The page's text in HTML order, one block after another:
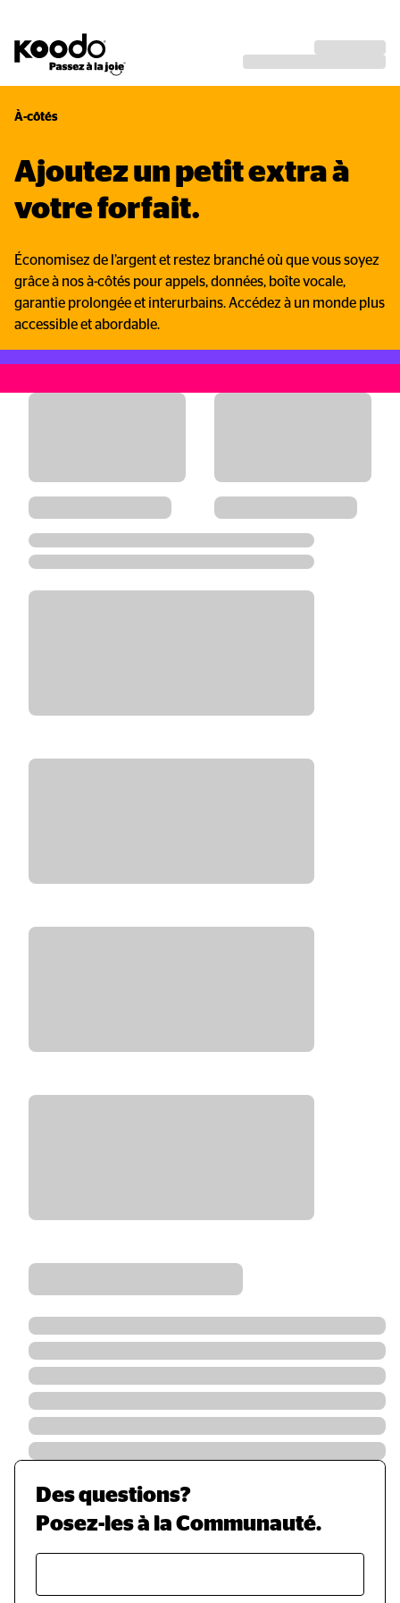
À-côtés
Ajoutez un petit extra à
votre forfait.
Économisez de l’argent et restez branché où que vous soyez
grâce à nos à-côtés pour appels, données, boîte vocale,
garantie prolongée et interurbains. Accédez à un monde plus
accessible et abordable.
Des questions?
Posez-les à la Communauté.